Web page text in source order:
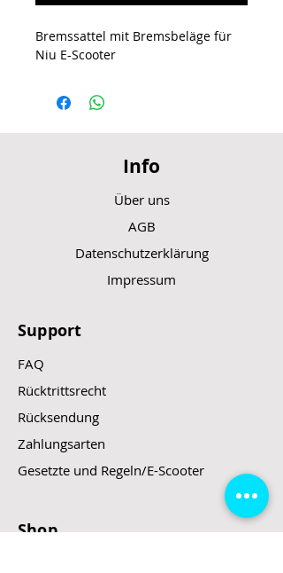
Bremssattel mit Bremsbeläge für
Niu E-Scooter
Info
Über uns
AGB
Datenschutzerklärung
Impressum
Support
FAQ
Rücktrittsrecht
Rücksendung
Zahlungsarten
Gesetzte und Regeln/E-Scooter
Shop